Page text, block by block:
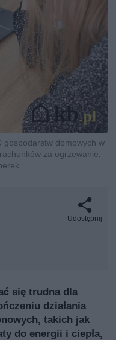
gospodarstw domowych w
za ogrzewanie,
Udostępnij
się trudna dla
działania
takich jak
do energii i ciepła,